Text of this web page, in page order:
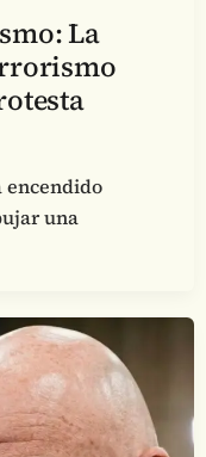
La
encendido
una